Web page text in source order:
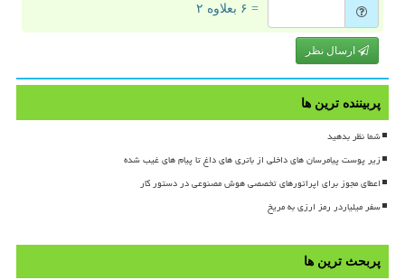
= ۶ بعلاوه ۲
ارسال نظر
پربیننده ترین ها
شما نظر بدهید
زیر پوست پیامرسان های داخلی از باتری های داغ تا پیام های غیب شده
اعطای مجوز برای اپراتورهای تخصصی هوش مصنوعی در دستور کار
سفر میلیاردر رمز ارزی به مریخ
پربحث ترین ها